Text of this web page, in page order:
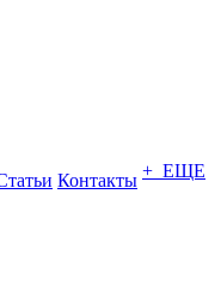
Контакты + ЕЩЕ